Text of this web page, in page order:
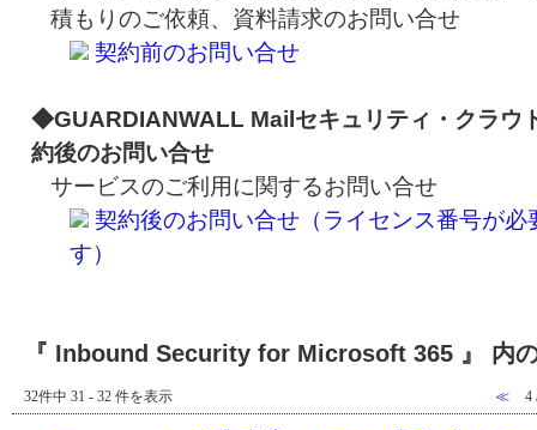
積もりのご依頼、資料請求のお問い合せ
契約前のお問い合せ
◆GUARDIANWALL Mailセキュリティ・クラウ
約後のお問い合せ
サービスのご利用に関するお問い合せ
契約後のお問い合せ（ライセンス番号が必
す）
『 Inbound Security for Microsoft 365 』 内
32件中 31 - 32 件を表示 ≪ 4